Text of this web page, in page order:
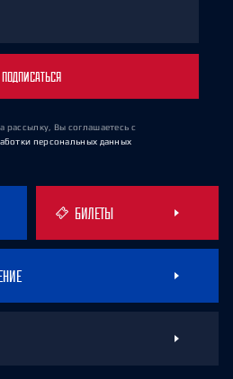
ПОДПИСАТЬСЯ
рассылку, Вы соглашаетесь с
персональных данных
БИЛЕТЫ